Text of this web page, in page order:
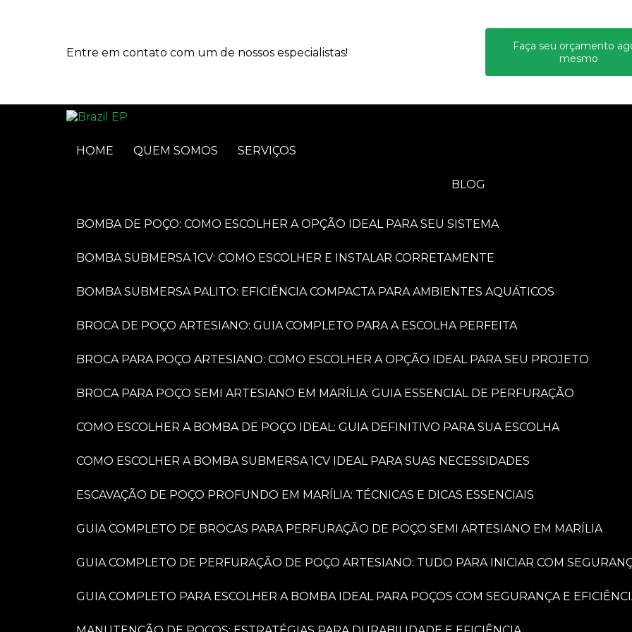
Entre em contato com um de nossos especialistas!
Faça seu orçamento
mesmo
HOME QUEM SOMOS SERVIÇOS
BLOG
BOMBA DE POÇO: COMO ESCOLHER A OPÇÃO IDEAL PARA SEU SISTEMA
BOMBA SUBMERSA 1CV: COMO ESCOLHER E INSTALAR CORRETAMENTE
BOMBA SUBMERSA PALITO: EFICIÊNCIA COMPACTA PARA AMBIENTES AQUÁTICOS
BROCA DE POÇO ARTESIANO: GUIA COMPLETO PARA A ESCOLHA PERFEITA
BROCA PARA POÇO ARTESIANO: COMO ESCOLHER A OPÇÃO IDEAL PARA SEU PROJETO
BROCA PARA POÇO SEMI ARTESIANO EM MARÍLIA: GUIA ESSENCIAL DE PERFURAÇÃO
COMO ESCOLHER A BOMBA DE POÇO IDEAL: GUIA DEFINITIVO PARA SUA ESCOLHA
COMO ESCOLHER A BOMBA SUBMERSA 1CV IDEAL PARA SUAS NECESSIDADES
ESCAVAÇÃO DE POÇO PROFUNDO EM MARÍLIA: TÉCNICAS E DICAS ESSENCIAIS
GUIA COMPLETO DE BROCAS PARA PERFURAÇÃO DE POÇO SEMI ARTESIANO EM MARÍLIA
GUIA COMPLETO DE PERFURAÇÃO DE POÇO ARTESIANO: TUDO PARA INICIAR COM
GUIA COMPLETO PARA ESCOLHER A BOMBA IDEAL PARA POÇOS COM SEGURANÇA E